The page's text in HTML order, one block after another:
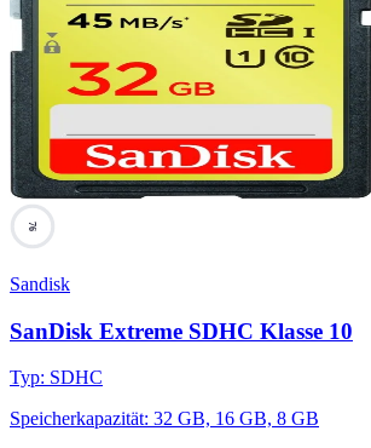
76
Sandisk
SanDisk Extreme SDHC Klasse 10
Typ: SDHC
Speicherkapazität: 32 GB, 16 GB, 8 GB